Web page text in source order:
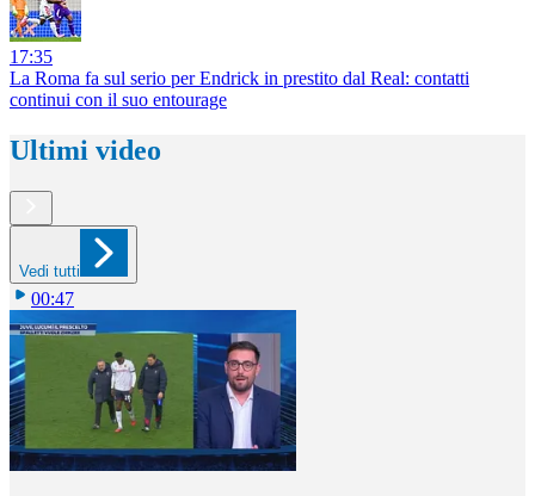
17:35
La Roma fa sul serio per Endrick in prestito dal Real: contatti
continui con il suo entourage
Ultimi video
Vedi tutti
00:47